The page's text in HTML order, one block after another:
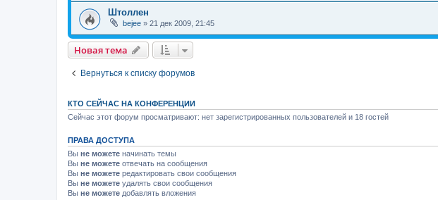
Штоллен
bejee » 21 дек 2009, 21:45
Новая тема
Вернуться к списку форумов
КТО СЕЙЧАС НА КОНФЕРЕНЦИИ
Сейчас этот форум просматривают: нет зарегистрированных пользователей и 18 гостей
ПРАВА ДОСТУПА
Вы не можете начинать темы
Вы не можете отвечать на сообщения
Вы не можете редактировать свои сообщения
Вы не можете удалять свои сообщения
Вы не можете добавлять вложения